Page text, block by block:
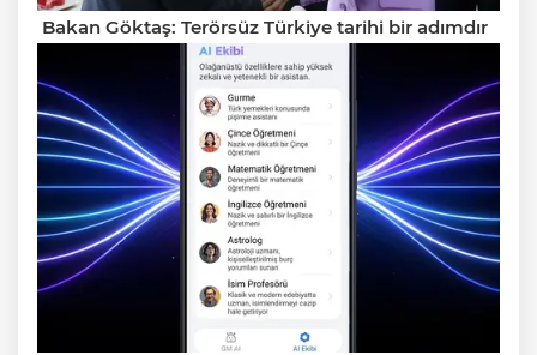
Bakan Göktaş: Terörsüz Türkiye tarihi bir adımdır